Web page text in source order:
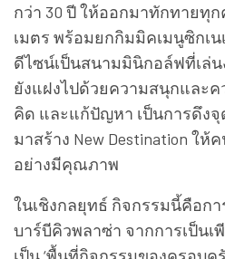
กว่า 30 ปี ให้ออกมาทักทายทุ
เมตร พร้อมยกกิมมิคเมนูซิกเ
ดีไซน์เป็นสนามมินิกอล์ฟที่เล่น
ยังแฝงไปด้วยความสนุกและ
คิด และแก้ปัญหา เป็นการดึงจุ
มาสร้าง New Destination ให้
อย่างมีคุณภาพ
ในเชิงกลยุทธ์ กิจกรรมนี้คือก
บาร์บีคิวพลาซ่า จากการเป็นเพี
เป็น ‘พื้นที่กิจกรรมของครอบครั